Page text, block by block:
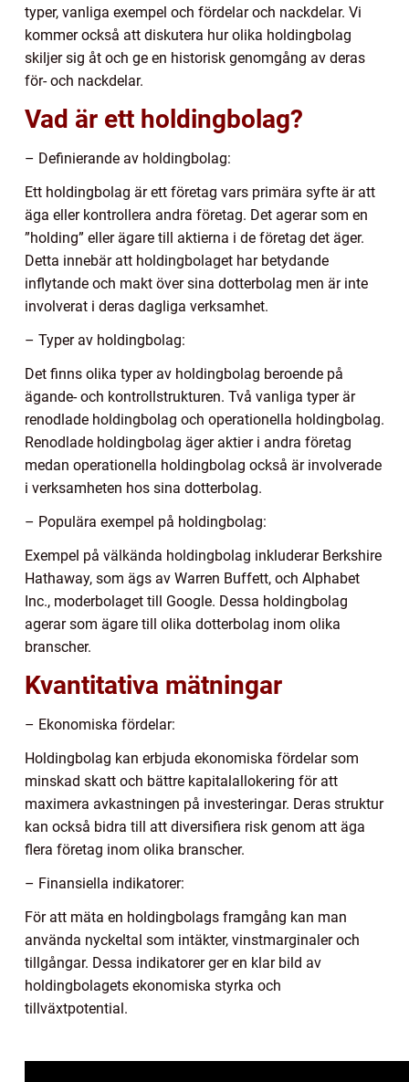
typer, vanliga exempel och fördelar och nackdelar. Vi
kommer också att diskutera hur olika holdingbolag
skiljer sig åt och ge en historisk genomgång av deras
för- och nackdelar.
Vad är ett holdingbolag?
– Definierande av holdingbolag:
Ett holdingbolag är ett företag vars primära syfte är att
äga eller kontrollera andra företag. Det agerar som en
”holding” eller ägare till aktierna i de företag det äger.
Detta innebär att holdingbolaget har betydande
inflytande och makt över sina dotterbolag men är inte
involverat i deras dagliga verksamhet.
– Typer av holdingbolag:
Det finns olika typer av holdingbolag beroende på
ägande- och kontrollstrukturen. Två vanliga typer är
renodlade holdingbolag och operationella holdingbolag.
Renodlade holdingbolag äger aktier i andra företag
medan operationella holdingbolag också är involverade
i verksamheten hos sina dotterbolag.
– Populära exempel på holdingbolag:
Exempel på välkända holdingbolag inkluderar Berkshire
Hathaway, som ägs av Warren Buffett, och Alphabet
Inc., moderbolaget till Google. Dessa holdingbolag
agerar som ägare till olika dotterbolag inom olika
branscher.
Kvantitativa mätningar
– Ekonomiska fördelar:
Holdingbolag kan erbjuda ekonomiska fördelar som
minskad skatt och bättre kapitalallokering för att
maximera avkastningen på investeringar. Deras struktur
kan också bidra till att diversifiera risk genom att äga
flera företag inom olika branscher.
– Finansiella indikatorer:
För att mäta en holdingbolags framgång kan man
använda nyckeltal som intäkter, vinstmarginaler och
tillgångar. Dessa indikatorer ger en klar bild av
holdingbolagets ekonomiska styrka och
tillväxtpotential.